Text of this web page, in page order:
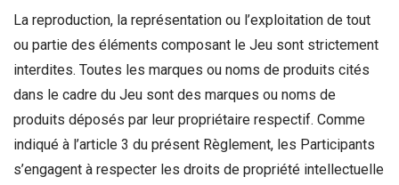
La reproduction, la représentation ou l’exploitation de tout
ou partie des éléments composant le Jeu sont strictement
interdites. Toutes les marques ou noms de produits cités
dans le cadre du Jeu sont des marques ou noms de
produits déposés par leur propriétaire respectif. Comme
indiqué à l’article 3 du présent Règlement, les Participants
s’engagent à respecter les droits de propriété intellectuelle